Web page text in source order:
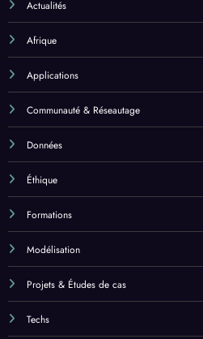
Actualités
Afrique
Applications
Communauté & Réseautage
Données
Éthique
Formations
Modélisation
Projets & Études de cas
Techs